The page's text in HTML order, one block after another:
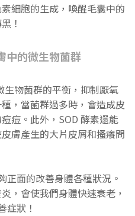
細胞的生成，喚醒毛囊中的
！
中的微生物菌群
生物菌群的平衡，抑制厭氧
，當菌群過多時，會造成皮
痘。此外，SOD 酵素還能
膚產生的大片皮屑和搔癢問
正面的改善身體各種狀況。
，會使我們身體快速衰老，
症狀！